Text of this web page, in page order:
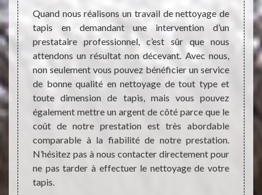
tapis
il
clef
une
de
Quand nous réalisons un travail de nettoyage de
tapis en demandant une intervention d’un
prestataire professionnel, c’est sûr que nous
attendons un résultat non décevant. Avec nous,
non seulement vous pouvez bénéficier un service
de bonne qualité en nettoyage de tout type et
toute dimension de tapis, mais vous pouvez
également mettre un argent de côté parce que le
coût de notre prestation est très abordable
comparable à la fiabilité de notre prestation.
N’hésitez pas à nous contacter directement pour
ne pas tarder à effectuer le nettoyage de votre
tapis.
vitre
d’un
ne